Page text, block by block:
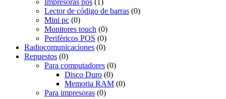
Lector de código de barras (0)
Mini pc (0)
Monitores touch (0)
Periféricos POS (0)
Radiocomunicaciones (0)
Repuestos (0)
Para computadores (0)
Disco Duro (0)
Memoria RAM (0)
Para impresoras (0)